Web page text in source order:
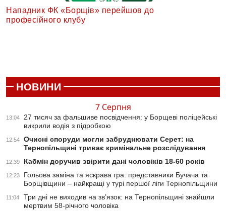
Нападник ФК «Борщів» перейшов до
професійного клубу
НОВИНИ
7 Серпня
13:04
27 тисяч за фальшиве посвідчення: у Борщеві поліцейські
викрили водія з підробкою
12:54
Очисні споруди могли забруднювати Серет: на
Тернопільщині триває кримінальне розслідування
12:39 Кабмін доручив звірити дані чоловіків 18-60 років
12:23
Гольова заміна та яскрава гра: представники Бучача та
Борщівщини – найкращі у турі першої ліги Тернопільщини
11:04
Три дні не виходив на зв’язок: на Тернопільщині знайшли
мертвим 58-річного чоловіка